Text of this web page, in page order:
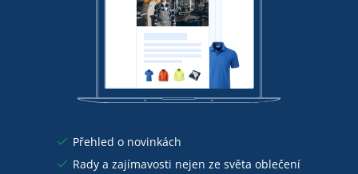
Přehled o novinkách
Rady a zajímavosti nejen ze světa oblečení